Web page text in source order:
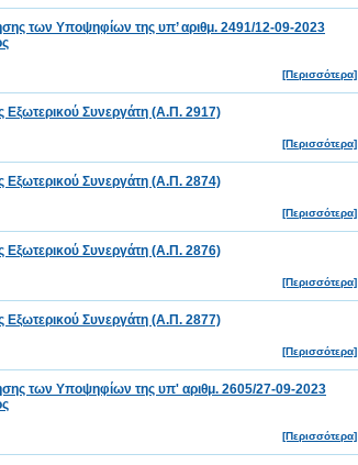
των Υποψηφίων της υπ’ αριθμ. 2491/12-09-2023
[Περισσότερα]
Συνεργάτη (Α.Π. 2917)
[Περισσότερα]
Συνεργάτη (Α.Π. 2874)
[Περισσότερα]
Συνεργάτη (Α.Π. 2876)
[Περισσότερα]
Συνεργάτη (Α.Π. 2877)
[Περισσότερα]
των Υποψηφίων της υπ' αριθμ. 2605/27-09-2023
[Περισσότερα]